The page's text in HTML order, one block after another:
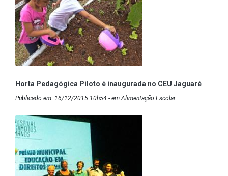
Horta Pedagógica Piloto é inaugurada no CEU Jaguaré
Publicado em: 16/12/2015 10h54 - em Alimentação Escolar